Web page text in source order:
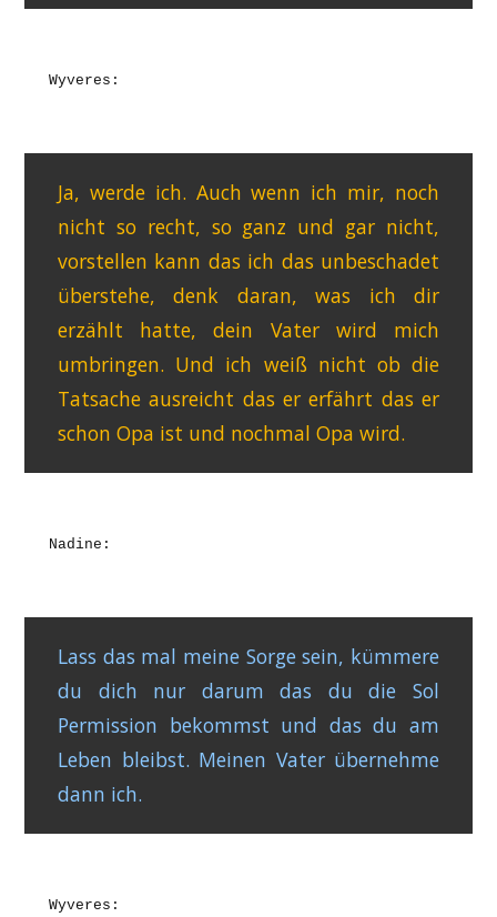
Wyveres:
Ja, werde ich. Auch wenn ich mir, noch
nicht so recht, so ganz und gar nicht,
vorstellen kann das ich das unbeschadet
überstehe, denk daran, was ich dir
erzählt hatte, dein Vater wird mich
umbringen. Und ich weiß nicht ob die
Tatsache ausreicht das er erfährt das er
schon Opa ist und nochmal Opa wird.
Nadine:
Lass das mal meine Sorge sein, kümmere
du dich nur darum das du die Sol
Permission bekommst und das du am
Leben bleibst. Meinen Vater übernehme
dann ich.
Wyveres: